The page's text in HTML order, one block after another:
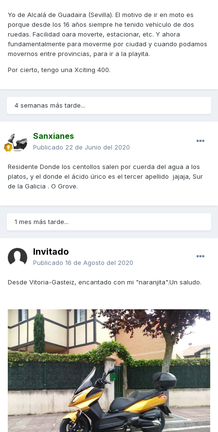
Yo de Alcalá de Guadaira (Sevilla). El motivo de ir en moto es
porque desde los 16 años siempre he tenido vehículo de dos
ruedas. Facilidad oara moverte, estacionar, etc. Y ahora
fundamentalmente para moverme por ciudad y cuando podamos
movernos entre provincias, para ir a la playita.
Por cierto, tengo una Xciting 400.
4 semanas más tarde...
Sanxianes
Publicado 22 de Junio del 2020
Residente Donde los centollos salen por cuerda del agua a los
platos, y el donde el ácido úrico es el tercer apellido jajaja, Sur
de la Galicia . O Grove.
1 mes más tarde...
Invitado
Publicado 16 de Agosto del 2020
Desde Vitoria-Gasteiz, encantado con mi "naranjita".Un saludo.